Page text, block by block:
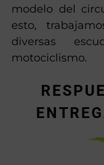
modelo del
esto,
diversas
motociclismo.